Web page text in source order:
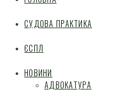
СУДОВА ПРАКТИКА
ЄСПЛ
НОВИНИ
АДВОКАТУРА